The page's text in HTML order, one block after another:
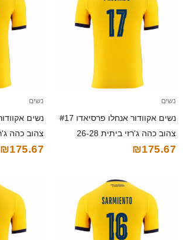
נשים
נשים אקוודור אנחלו פרסיאדו #17
צהוב כהה ג'רזי ביתית 26-28
חולצה קצרה
₪175.67
נשים
חולצה קצרה
₪175.67